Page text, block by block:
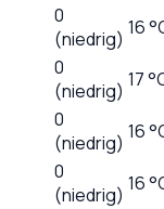
0
(niedrig) 16
0
(niedrig) 17
0
(niedrig) 16
0
(niedrig) 16